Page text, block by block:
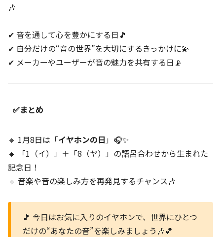
🎶
✔ 音を通して心を豊かにする日🎵
✔ 自分だけの“音の世界”を大切にするきっかけに💫
✔ メーカーやユーザーが音の魅力を共有する日📡
✅まとめ
🔸 1月8日は「イヤホンの日」🎧✨
🔸 「1（イ）」＋「8（ヤ）」の語呂合わせから生まれた
記念日！
🔸 音楽や音の楽しみ方を再発見するチャンス🎶
🎵 今日はお気に入りのイヤホンで、世界にひとつ
だけの“あなたの音”を楽しみましょう🎶💕